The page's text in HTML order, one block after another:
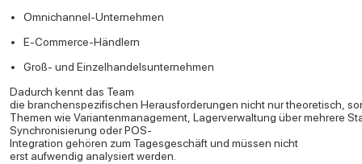
Omnichannel-Unternehmen
E-Commerce-Händlern
Groß- und Einzelhandelsunternehmen
Dadurch kennt das Team
die branchenspezifischen Herausforderungen nicht nur theoretisch,
Themen wie Variantenmanagement, Lagerverwaltung über mehrere
Synchronisierung oder POS-
Integration gehören zum Tagesgeschäft und müssen nicht
erst aufwendig analysiert werden.